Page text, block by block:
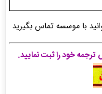
با موسسه تماس بگیرید
خود را ثبت نمایید.